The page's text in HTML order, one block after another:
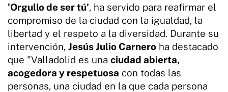
'Orgullo de ser tú', ha servido para reafirmar el
compromiso de la ciudad con la igualdad, la
libertad y el respeto a la diversidad. Durante su
intervención, Jesús Julio Carnero ha destacado
que "Valladolid es una ciudad abierta,
acogedora y respetuosa con todas las
personas, una ciudad en la que cada persona